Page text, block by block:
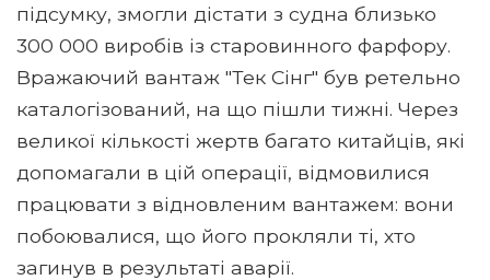
підсумку, змогли дістати з судна близько
300 000 виробів із старовинного фарфору.
Вражаючий вантаж "Тек Сінг" був ретельно
каталогізований, на що пішли тижні. Через
великої кількості жертв багато китайців, які
допомагали в цій операції, відмовилися
працювати з відновленим вантажем: вони
побоювалися, що його прокляли ті, хто
загинув в результаті аварії.